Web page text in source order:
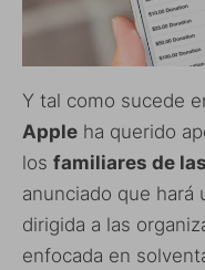
Y tal como sucede
Apple ha querido
los familiares de
anunciado que hará
dirigida a las
enfocada en